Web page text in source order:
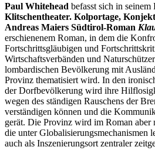
Paul Whitehead befasst sich in seinem
Klitschentheater. Kolportage,
Andreas Maiers Südtirol-Roman
erschienenem Roman, in dem die
Fortschrittsgläubigen und
Wirtschaftsverbänden und
lombardischen Bevölkerung mit
Provinz thematisiert wird. In den
der Dorfbevölkerung wird ihre
wegen des ständigen Rauschens der
verständigen können und die
gerät. Die Provinz wird im Roman aber
die unter Globalisierungsmechanismen
auch als Inszenierungsort zentraler